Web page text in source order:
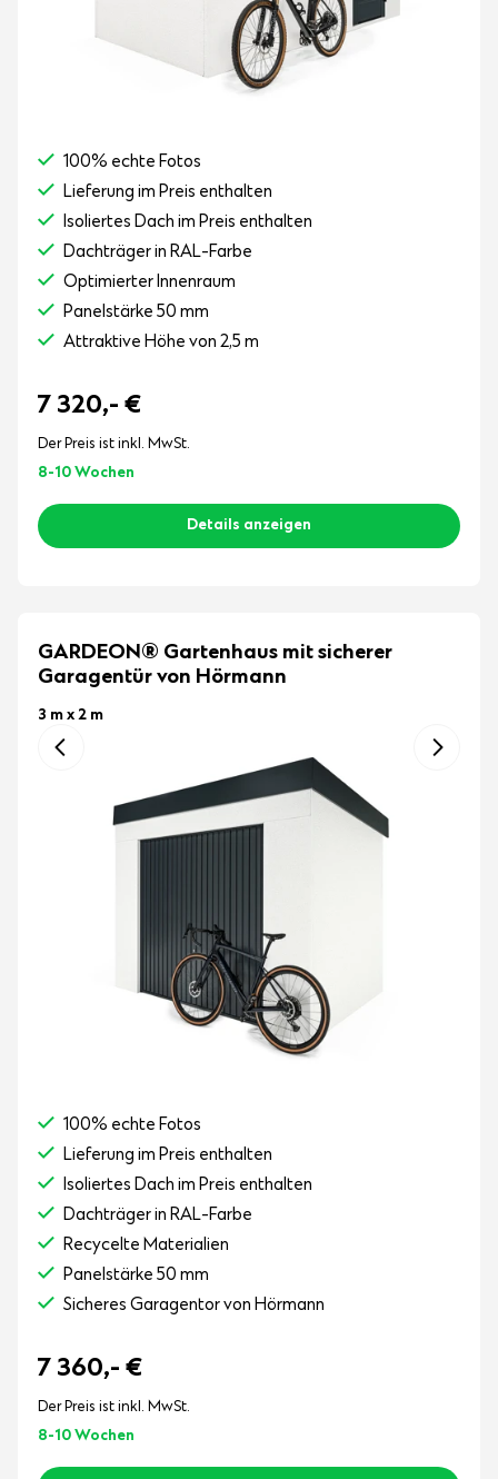
100% echte Fotos
Lieferung im Preis enthalten
Isoliertes Dach im Preis enthalten
Dachträger in RAL-Farbe
Optimierter Innenraum
Panelstärke 50 mm
Attraktive Höhe von 2,5 m
7 320,- €
Der Preis ist inkl. MwSt.
8-10 Wochen
Details anzeigen
GARDEON® Gartenhaus mit sicherer
Garagentür von Hörmann
3 m x 2 m
100% echte Fotos
Lieferung im Preis enthalten
Isoliertes Dach im Preis enthalten
Dachträger in RAL-Farbe
Recycelte Materialien
Panelstärke 50 mm
Sicheres Garagentor von Hörmann
7 360,- €
Der Preis ist inkl. MwSt.
8-10 Wochen